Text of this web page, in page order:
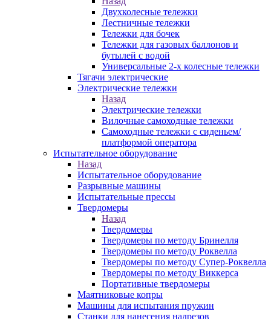
Двухколесные тележки
Лестничные тележки
Тележки для бочек
Тележки для газовых баллонов и
бутылей с водой
Универсальные 2-х колесные тележки
Тягачи электрические
Электрические тележки
Назад
Электрические тележки
Вилочные самоходные тележки
Самоходные тележки с сиденьем/
платформой оператора
Испытательное оборудование
Назад
Испытательное оборудование
Разрывные машины
Испытательные прессы
Твердомеры
Назад
Твердомеры
Твердомеры по методу Бринелля
Твердомеры по методу Роквелла
Твердомеры по методу Супер-Роквелла
Твердомеры по методу Виккерса
Портативные твердомеры
Маятниковые копры
Машины для испытания пружин
Станки для нанесения надрезов